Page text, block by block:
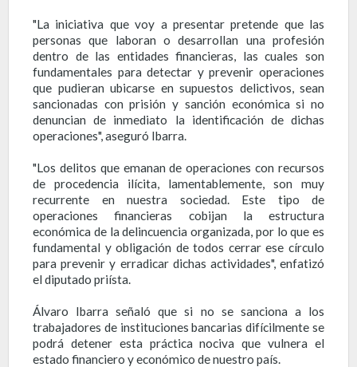
"La iniciativa que voy a presentar pretende que las
personas que laboran o desarrollan una profesión
dentro de las entidades financieras, las cuales son
fundamentales para detectar y prevenir operaciones
que pudieran ubicarse en supuestos delictivos, sean
sancionadas con prisión y sanción económica si no
denuncian de inmediato la identificación de dichas
operaciones", aseguró Ibarra.
"Los delitos que emanan de operaciones con recursos
de procedencia ilícita, lamentablemente, son muy
recurrente en nuestra sociedad. Este tipo de
operaciones financieras cobijan la estructura
económica de la delincuencia organizada, por lo que es
fundamental y obligación de todos cerrar ese círculo
para prevenir y erradicar dichas actividades", enfatizó
el diputado priísta.
Álvaro Ibarra señaló que si no se sanciona a los
trabajadores de instituciones bancarias difícilmente se
podrá detener esta práctica nociva que vulnera el
estado financiero y económico de nuestro país.